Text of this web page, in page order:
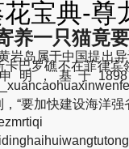
宝典-尊
养一只猫竟
属于中国提出异
巴罗礁不在菲律
明，基于
加快建设海洋强